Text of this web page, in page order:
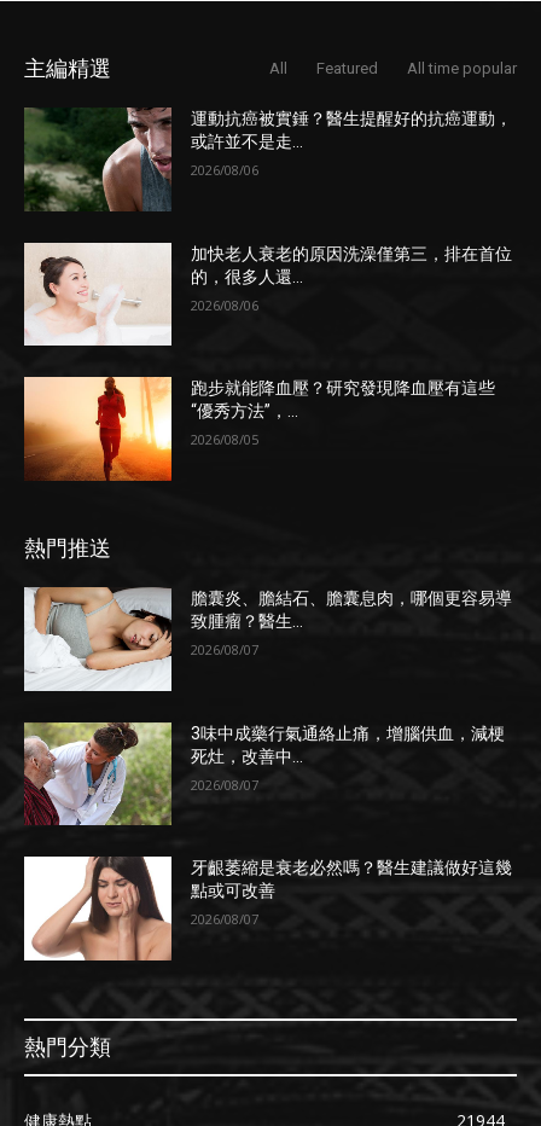
主編精選 All Featured All time popular
運動抗癌被實錘？醫生提醒好的抗癌運動，
或許並不是走...
2026/08/06
加快老人衰老的原因洗澡僅第三，排在首位
的，很多人還...
2026/08/06
跑步就能降血壓？研究發現降血壓有這些
“優秀方法”，...
2026/08/05
熱門推送
膽囊炎、膽結石、膽囊息肉，哪個更容易導
致腫瘤？醫生...
2026/08/07
3味中成藥行氣通絡止痛，增腦供血，減梗
死灶，改善中...
2026/08/07
牙齦萎縮是衰老必然嗎？醫生建議做好這幾
點或可改善
2026/08/07
熱門分類
健康熱點
21944